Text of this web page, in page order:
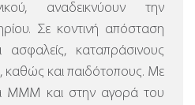
αναδεικνύουν την
Σε κοντινή απόσταση
καταπράσινους
και παιδότοπους. Με
ΜΜΜ και στην αγορά του